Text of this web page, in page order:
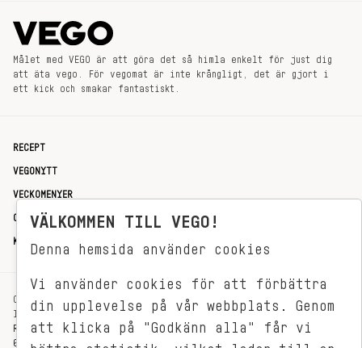
Målet med VEGO är att göra det så himla enkelt för just dig
att äta vego. För vegomat är inte krångligt, det är gjort i
ett kick och smakar fantastiskt.
RECEPT
VEGONYTT
VECKOMENYER
OM OSS
KONTAKT
OXENSTIERNSGATAN 33
114 27 STOCKHOLM
REDAKTIONEN@VEGOMAGASINET.SE
08-799 62 01
VÄLKOMMEN TILL VEGO!
Denna hemsida använder cookies
Vi använder cookies för att förbättra
din upplevelse på vår webbplats. Genom
att klicka på "Godkänn alla" får vi